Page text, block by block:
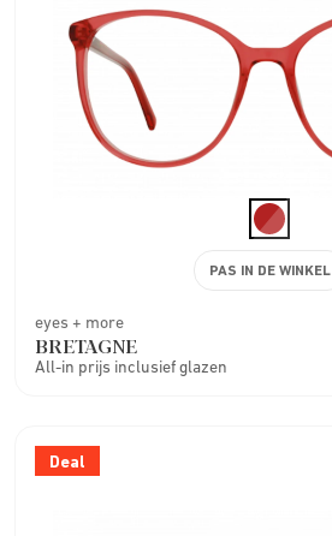
eyes + more
BRETAGNE
All-in prijs inclusief glazen
PAS IN DE WINKEL
Deal